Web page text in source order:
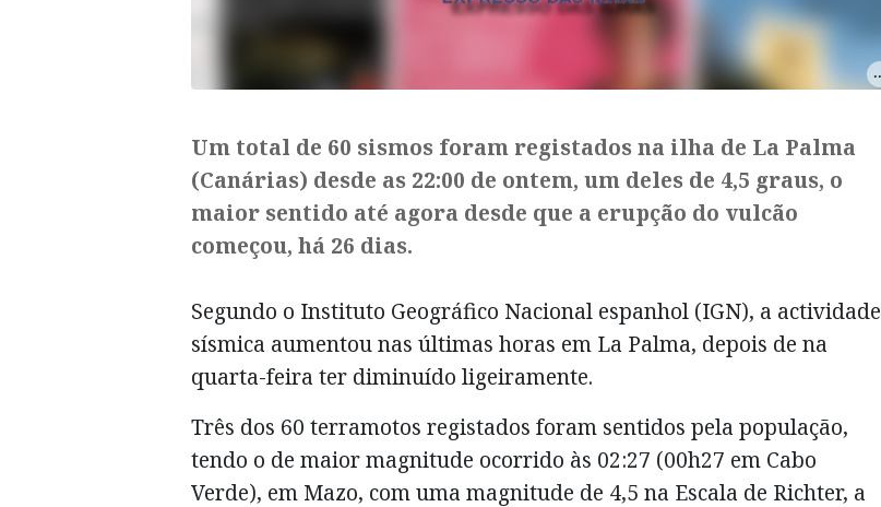
Um total de 60 sismos foram registados na ilha de La Palma
(Canárias) desde as 22:00 de ontem, um deles de 4,5 graus, o
maior sentido até agora desde que a erupção do vulcão
começou, há 26 dias.
Segundo o Instituto Geográfico Nacional espanhol (IGN), a actividade
sísmica aumentou nas últimas horas em La Palma, depois de na
quarta-feira ter diminuído ligeiramente.
Três dos 60 terramotos registados foram sentidos pela população,
tendo o de maior magnitude ocorrido às 02:27 (00h27 em Cabo
Verde), em Mazo, com uma magnitude de 4,5 na Escala de Richter, a